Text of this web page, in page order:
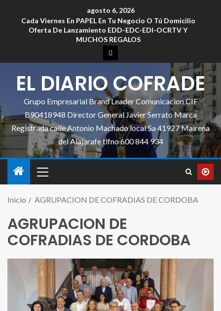
agosto 6, 2026
Cada Viernes En PAPEL En Tu Negocio O Tú Domicilio
Oferta De Lanzamiento EDD-EDC-EDI-OCRTV Y
MUCHOS REGALOS
EL DIARIO COFRADE
Grupo Empresarial Brand Leader Comunicacion CIF
B90418948 Director General Javier Serrato Marca
Registrada calle Antonio Machado local 5a 41927 Mairena
del Alajarafe tlfno 600 844 934
Inicio AGRUPACION DE COFRADIAS DE CORDOBA
AGRUPACION DE
COFRADIAS DE CORDOBA